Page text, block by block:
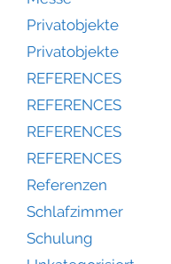
Privatobjekte
Privatobjekte
REFERENCES
REFERENCES
REFERENCES
REFERENCES
Referenzen
Schlafzimmer
Schulung